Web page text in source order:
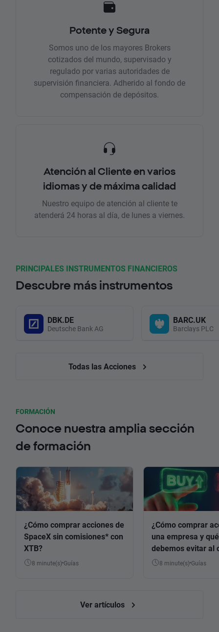
Potente y Segura
Somos uno de los mayores Brokers
cotizados del mundo, supervisado y
regulado por varias autoridades de
supervisión financiera. Adherido al fondo de
compensación de depósitos.
Atención al Cliente en varios
idiomas y de máxima calidad
Nuestro equipo de atención al cliente te
atenderá 24 horas al día, de lunes a viernes.
PRINCIPALES INSTRUMENTOS FINANCIEROS
Descubre más instrumentos
DBK.DE
Deutsche Bank AG
BARC.UK
Barclays PLC
Todas las Acciones
FORMACIÓN
Conoce nuestra amplia sección
de formación
¿Cómo comprar acciones de
SpaceX sin comisiones* con
XTB?
8 minute(s) Guías
¿Cómo comprar
una empresa y
debemos evitar al
8 minute(s) Guías
Ver artículos